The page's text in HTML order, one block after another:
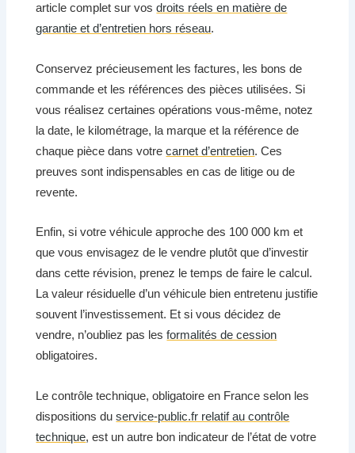
article complet sur vosdroits réels en matière de
garantie et d’entretien hors réseau.
Conservez précieusement les factures, les bons de
commande et les références des pièces utilisées. Si
vous réalisez certaines opérations vous-même, notez
la date, le kilométrage, la marque et la référence de
chaque pièce dans votrecarnet d’entretien. Ces
preuves sont indispensables en cas de litige ou de
revente.
Enfin, si votre véhicule approche des 100 000 km et
que vous envisagez de le vendre plutôt que d’investir
dans cette révision, prenez le temps de faire le calcul.
La valeur résiduelle d’un véhicule bien entretenu justifie
souvent l’investissement. Et si vous décidez de
vendre, n’oubliez pas lesformalités de cession
obligatoires.
Le contrôle technique, obligatoire en France selon les
dispositions duservice-public.fr relatif au contrôle
technique, est un autre bon indicateur de l’état de votre